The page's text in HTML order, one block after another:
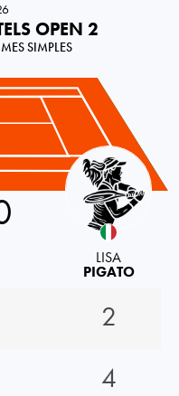
OPEN 2
SIMPLES
LISA
PIGATO
2
4